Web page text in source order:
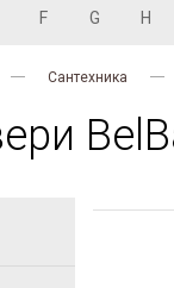
F G H
Сантехника